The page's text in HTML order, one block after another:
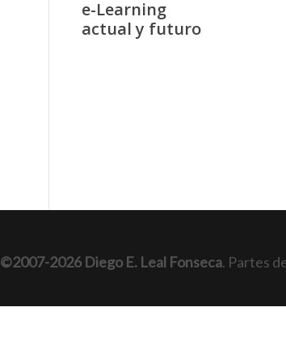
e-Learning
actual y futuro
©2007-2026 Diego E. Leal Fonseca. Partes